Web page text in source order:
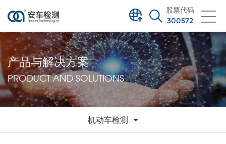
股票代码
300572
产品与解决方案
PRODUCT AND SOLUTIONS
机动车检测